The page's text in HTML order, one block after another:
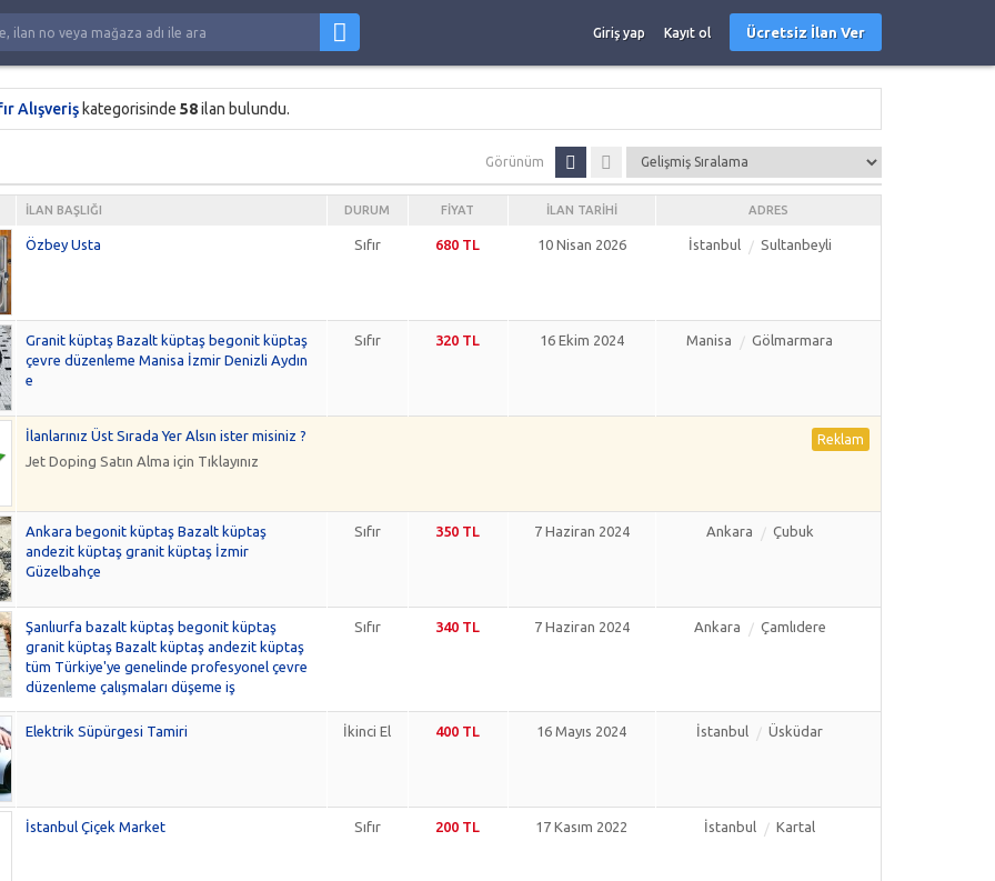
Giriş yap Kayıt ol Ücretsiz İlan Ver
Alışveriş kategorisinde 58ilan bulundu.
Görünüm
İLAN BAŞLIĞI DURUM FIYAT İLAN TARIHI ADRES
Özbey Usta Sıfır 680 TL 10 Nisan 2026 İstanbul Sultanbeyli
Granit küptaş Bazalt küptaş begonit küptaş
çevre düzenleme Manisa İzmir Denizli Aydın
e
Sıfır 320 TL 16 Ekim 2024 Manisa Gölmarmara
İlanlarınız Üst Sırada Yer Alsın ister misiniz ?
Jet Doping Satın Alma için Tıklayınız
Ankara begonit küptaş Bazalt küptaş
andezit küptaş granit küptaş İzmir
Güzelbahçe
Sıfır 350 TL 7 Haziran 2024 Ankara Çubuk
Şanlıurfa bazalt küptaş begonit küptaş
granit küptaş Bazalt küptaş andezit küptaş
tüm Türkiye'ye genelinde profesyonel çevre
düzenleme çalışmaları düşeme iş
Sıfır 340 TL 7 Haziran 2024 Ankara Çamlıdere
Elektrik Süpürgesi Tamiri İkinci El 400 TL 16 Mayıs 2024 İstanbul Üsküdar
İstanbul Çiçek Market Sıfır 200 TL 17 Kasım 2022 İstanbul Kartal